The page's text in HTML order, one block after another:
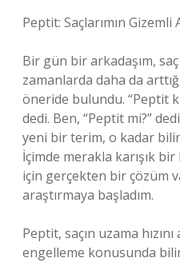
Peptit: Saçlarımın Gizemli
Bir gün bir arkadaşım,
zamanlarda daha da
öneride bulundu. “Peptit
dedi. Ben, “Peptit mi?”
yeni bir terim, o kadar
İçimde merakla karışık
için gerçekten bir çözüm
araştırmaya başladım.
Peptit, saçın uzama
engelleme konusunda